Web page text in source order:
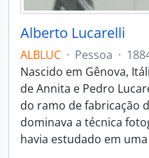
Alberto Lucarelli
ALBLUC · Pessoa ·
Nascido em Gênova,
de Annita e Pedro
do ramo de fabricação
dominava a técnica
havia estudado em